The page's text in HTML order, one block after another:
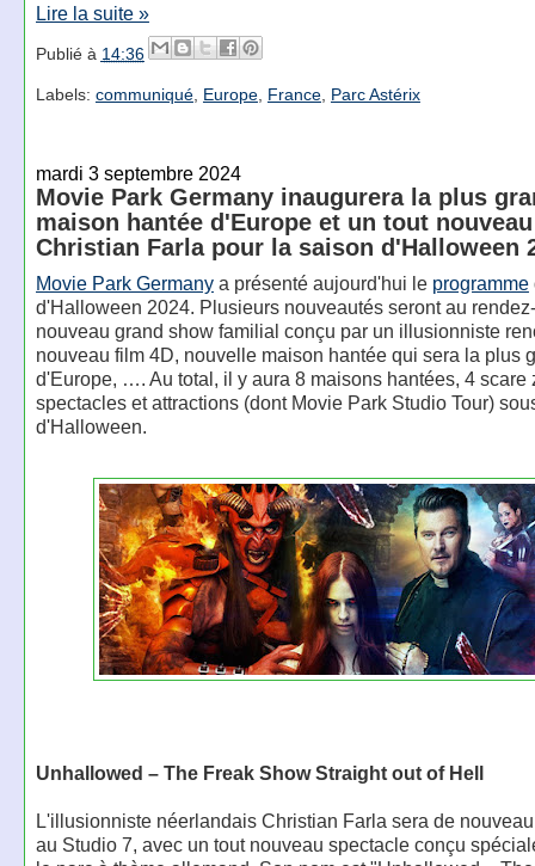
Lire la suite »
Publié à 14:36
Labels: communiqué, Europe, France, Parc Astérix
mardi 3 septembre 2024
Movie Park Germany inaugurera la plus
maison hantée d'Europe et un tout
Christian Farla pour la saison d'Halloween
Movie Park Germanya présenté aujourd'hui le programme
d'Halloween 2024. Plusieurs nouveautés seront au
nouveau grand show familial conçu par un illusionniste
nouveau film 4D, nouvelle maison hantée qui sera la plus
d'Europe, …. Au total, il y aura 8 maisons hantées, 4 scare
spectacles et attractions (dont Movie Park Studio Tour)
d'Halloween.
Unhallowed – The Freak Show Straight out of Hell
L'illusionniste néerlandais Christian Farla sera de
au Studio 7, avec un tout nouveau spectacle conçu